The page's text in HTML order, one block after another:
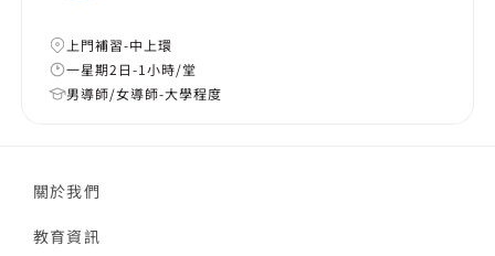
上門補習-中上環
一星期2日-1小時/堂
男導師/女導師-大學程度
關於我們
教育資訊